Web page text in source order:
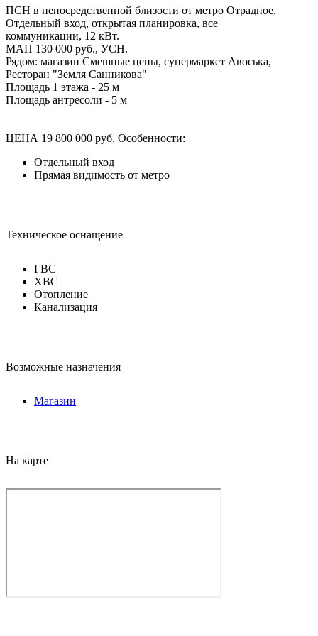
ПСН в непосредственной близости от метро Отрадное.
Отдельный вход, открытая планировка, все
коммуникации, 12 кВт.
МАП 130 000 руб., УСН.
Рядом: магазин Смешные цены, супермаркет Авоська,
Ресторан "Земля Санникова"
Площадь 1 этажа - 25 м
Площадь антресоли - 5 м
ЦЕНА 19 800 000 руб. Особенности:
Отдельный вход
Прямая видимость от метро
Техническое оснащение
ГВС
ХВС
Отопление
Канализация
Возможные назначения
Магазин
На карте